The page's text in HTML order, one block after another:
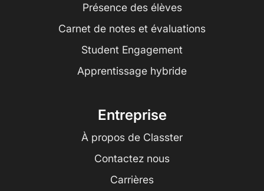
Présence des élèves
Carnet de notes et évaluations
Student Engagement
Apprentissage hybride
Entreprise
À propos de Classter
Contactez nous
Carrières